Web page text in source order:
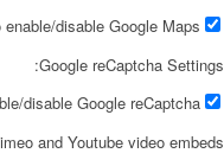
disable Google Maps.
Google reCaptcha Settings:
disable Google reCaptcha.
and Youtube video embeds: